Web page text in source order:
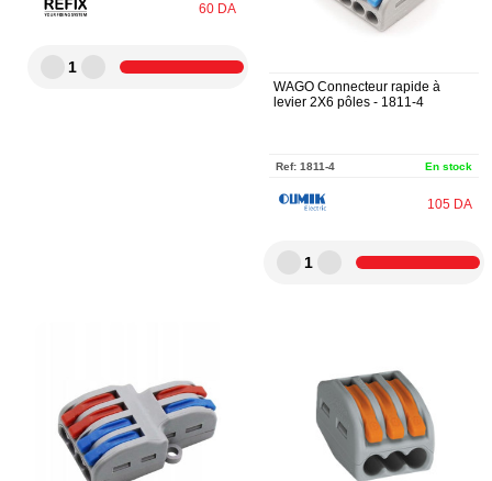
60 DA
1
WAGO Connecteur rapide à
levier 2X6 pôles - 1811-4
Ref: 1811-4 En stock
105 DA
1